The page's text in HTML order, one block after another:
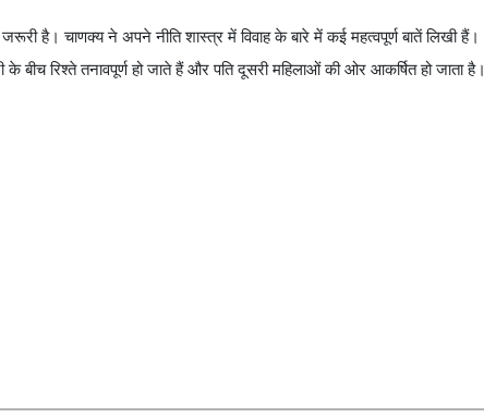
है। चाणक्य ने अपने नीति शास्त्र में विवाह के बारे में कई महत्वपूर्ण बातें लिखी हैं।
बीच रिश्ते तनावपूर्ण हो जाते हैं और पति दूसरी महिलाओं की ओर आकर्षित हो जाता है।